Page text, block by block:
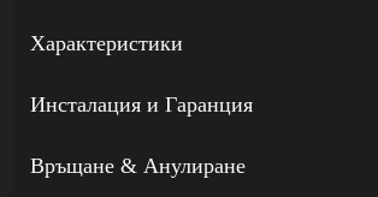
Характеристики
Инсталация и Гаранция
Връщане & Анулиране